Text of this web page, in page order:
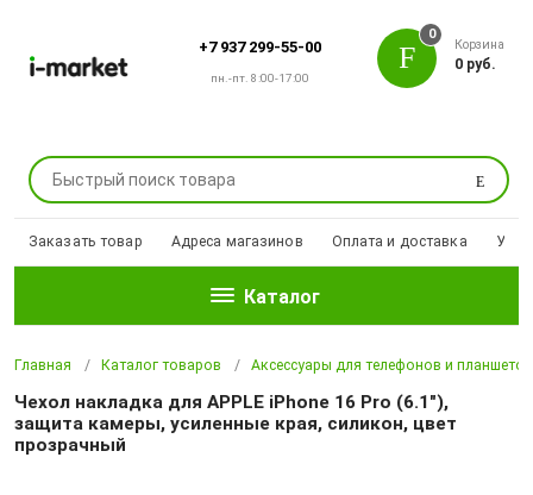
+7 937 299-55-00
пн.-пт. 8:00-17:00
Поиск
0
Корзина
0 руб.
Заказать товар Адреса магазинов Оплата и доставка
Каталог
Главная Каталог товаров Аксессуары для телефонов и планшетов
Чехол накладка для APPLE iPhone 16 Pro (6.1"),
защита камеры, усиленные края, силикон, цвет
прозрачный